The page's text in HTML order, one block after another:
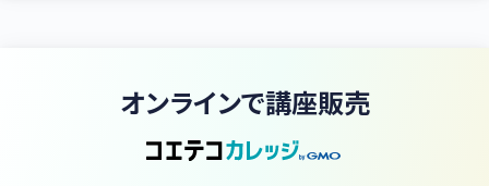
ど、血液形態学以外の講座も企画開催予定です。
オンラインで講座販売